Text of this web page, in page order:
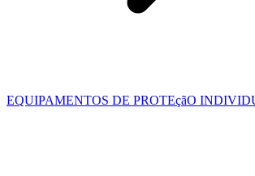
EQUIPAMENTOS DE PROTEçãO